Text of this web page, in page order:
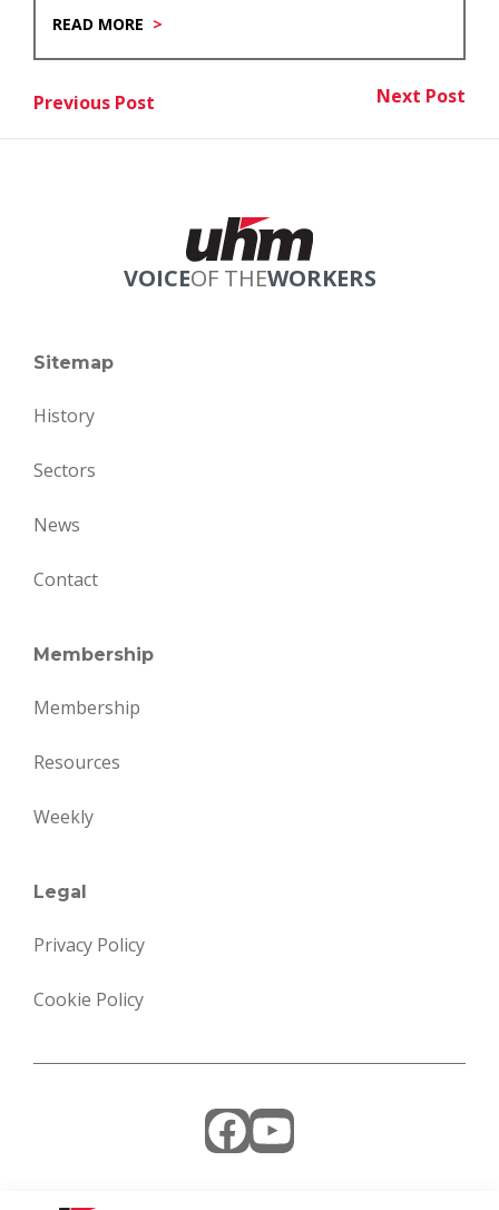
READ MORE
Post
navigation
Previous Post
Previous Post Next Post
VOICEOF THEWORKERS
Sitemap
History
Sectors
News
Contact
Membership
Membership
Resources
Weekly
Legal
Privacy Policy
Cookie Policy
Facebook
YouTube